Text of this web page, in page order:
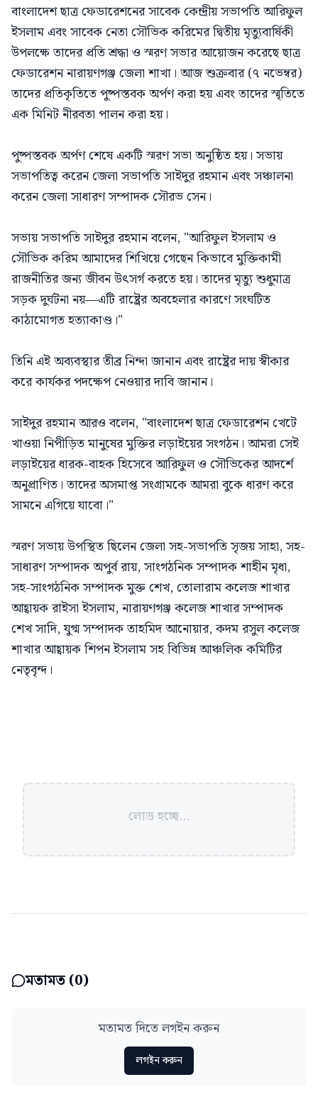
বাংলাদেশ ছাত্র ফেডারেশনের সাবেক কেন্দ্রীয় সভাপতি আরিফুল
ইসলাম এবং সাবেক নেতা সৌভিক করিমের দ্বিতীয় মৃত্যুবার্ষিকী
উপলক্ষে তাদের প্রতি শ্রদ্ধা ও স্মরণ সভার আয়োজন করেছে ছাত্র
ফেডারেশন নারায়ণগঞ্জ জেলা শাখা। আজ শুক্রবার (৭ নভেম্বর)
তাদের প্রতিকৃতিতে পুষ্পস্তবক অর্পণ করা হয় এবং তাদের স্মৃতিতে
এক মিনিট নীরবতা পালন করা হয়।
পুষ্পস্তবক অর্পণ শেষে একটি স্মরণ সভা অনুষ্ঠিত হয়। সভায়
সভাপতিত্ব করেন জেলা সভাপতি সাইদুর রহমান এবং সঞ্চালনা
করেন জেলা সাধারণ সম্পাদক সৌরভ সেন।
সভায় সভাপতি সাইদুর রহমান বলেন, "আরিফুল ইসলাম ও
সৌভিক করিম আমাদের শিখিয়ে গেছেন কিভাবে মুক্তিকামী
রাজনীতির জন্য জীবন উৎসর্গ করতে হয়। তাদের মৃত্যু শুধুমাত্র
সড়ক দুর্ঘটনা নয়—এটি রাষ্ট্রের অবহেলার কারণে সংঘটিত
কাঠামোগত হত্যাকাণ্ড।"
তিনি এই অব্যবস্থার তীব্র নিন্দা জানান এবং রাষ্ট্রের দায় স্বীকার
করে কার্যকর পদক্ষেপ নেওয়ার দাবি জানান।
সাইদুর রহমান আরও বলেন, "বাংলাদেশ ছাত্র ফেডারেশন খেটে
খাওয়া নিপীড়িত মানুষের মুক্তির লড়াইয়ের সংগঠন। আমরা সেই
লড়াইয়ের ধারক-বাহক হিসেবে আরিফুল ও সৌভিকের আদর্শে
অনুপ্রাণিত। তাদের অসমাপ্ত সংগ্রামকে আমরা বুকে ধারণ করে
সামনে এগিয়ে যাবো।"
স্মরণ সভায় উপস্থিত ছিলেন জেলা সহ-সভাপতি সৃজয় সাহা, সহ-
সাধারণ সম্পাদক অপুর্ব রায়, সাংগঠনিক সম্পাদক শাহীন মৃধা,
সহ-সাংগঠনিক সম্পাদক মুক্ত শেখ, তোলারাম কলেজ শাখার
আহ্বায়ক রাইসা ইসলাম, নারায়ণগঞ্জ কলেজ শাখার সম্পাদক
শেখ সাদি, যুগ্ম সম্পাদক তাহমিদ আনোয়ার, কদম রসুল কলেজ
শাখার আহ্বায়ক শিপন ইসলাম সহ বিভিন্ন আঞ্চলিক কমিটির
নেতৃবৃন্দ।
লোড হচ্ছে...
মতামত (0)
মতামত দিতে লগইন করুন
লগইন করুন